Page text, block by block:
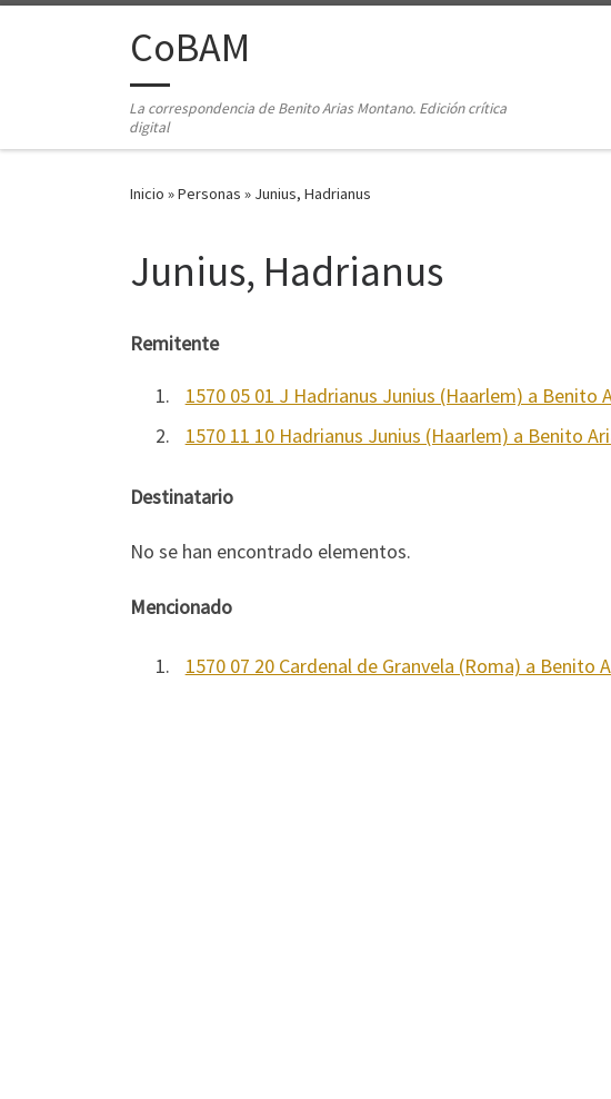
Saltar al contenidoCoBAM
La correspondencia de Benito Arias Montano. Edición crítica
digital
Inicio »Personas » Junius, Hadrianus
Junius, Hadrianus
Remitente
1. 1570 05 01 J Hadrianus Junius (Haarlem) a Benito
2.
1570 11 10 Hadrianus Junius (Haarlem) a Benito
Destinatario
No se han encontrado elementos.
Mencionado
1. 1570 07 20 Cardenal de Granvela (Roma) a Benito